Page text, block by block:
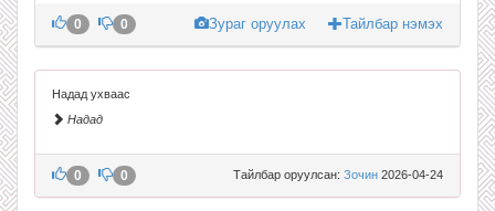
Зураг оруулах Тайлбар нэмэх
0 0
Надад ухваас
Надад
Тайлбар оруулсан: Зочин 2026-04-24
0 0